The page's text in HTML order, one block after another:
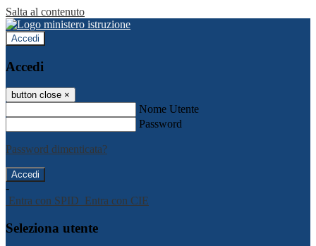
Salta al contenuto
Accedi
Accedi
button close ×
Nome Utente
Password
Password dimenticata?
-
Entra con SPID Entra con CIE
Seleziona utente